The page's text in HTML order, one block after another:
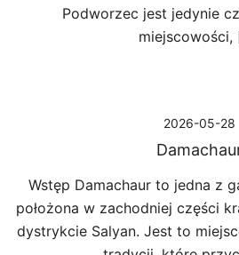
Podworzec jest jedynie
2026-05-28
Wstęp Damachaur to jedna z
położona w zachodniej części
dystrykcie Salyan. Jest to